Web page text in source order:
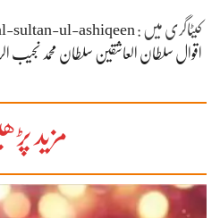
کیٹاگری میں :
اقوال سلطان العاشقین سلطان محمد نجیب
مزید